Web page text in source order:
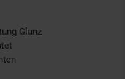
Glanz